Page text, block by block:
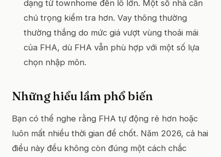
dạng từ townhome đến lô lớn. Một số nhà cần
chú trọng kiểm tra hơn. Vay thông thường
thường thắng do mức giá vượt vùng thoải mái
của FHA, dù FHA vẫn phù hợp với một số lựa
chọn nhập môn.
Những hiểu lầm phổ biến
Bạn có thể nghe rằng FHA tự động rẻ hơn hoặc
luôn mất nhiều thời gian để chốt. Năm 2026, cả hai
điều này đều không còn đúng một cách chắc